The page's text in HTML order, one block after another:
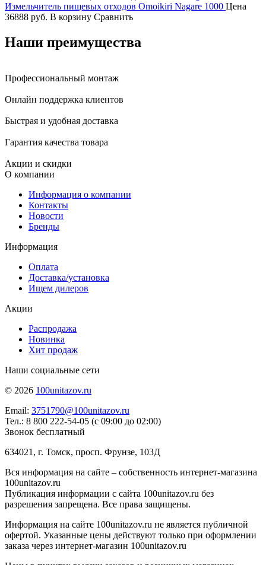
Измельчитель пищевых отходов Omoikiri Nagare 1000 Цена
36888 руб. В корзину Сравнить
Наши преимущества
Профессиональный монтаж
Онлайн поддержка клиентов
Быстрая и удобная доставка
Гарантия качества товара
Акции и скидки
О компании
Информация о компании
Контакты
Новости
Бренды
Информация
Оплата
Доставка/установка
Ищем дилеров
Акции
Распродажа
Новинка
Хит продаж
Наши социальные сети
© 2026 100unitazov.ru
Email: 3751790@100unitazov.ru
Тел.: 8 800 222-54-05 (с 09:00 до 02:00)
Звонок бесплатный
634021, г. Томск, просп. Фрунзе, 103Д
Вся информация на сайте – собственность интернет-магазина
100unitazov.ru
Публикация информации с сайта 100unitazov.ru без
разрешения запрещена. Все права защищены.
Информация на сайте 100unitazov.ru не является публичной
офертой. Указанные цены действуют только при оформлении
заказа через интернет-магазин 100unitazov.ru